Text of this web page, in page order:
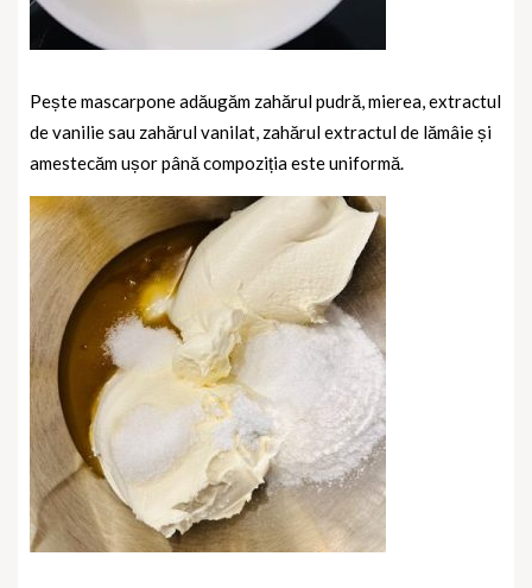
Pește mascarpone adăugăm zahărul pudră, mierea, extractul
de vanilie sau zahărul vanilat, zahărul extractul de lămâie și
amestecăm ușor până compoziția este uniformă.